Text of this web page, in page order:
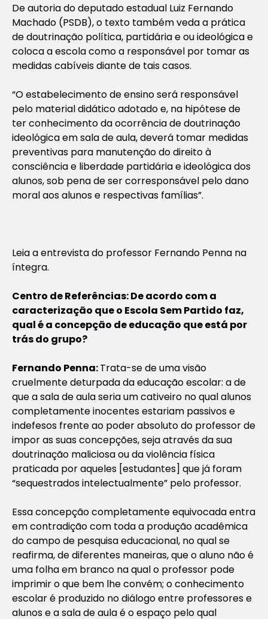
De autoria do deputado estadual Luiz Fernando
Machado (PSDB), o texto também veda a prática
de doutrinação política, partidária e ou ideológica e
coloca a escola como a responsável por tomar as
medidas cabíveis diante de tais casos.
“O estabelecimento de ensino será responsável
pelo material didático adotado e, na hipótese de
ter conhecimento da ocorrência de doutrinação
ideológica em sala de aula, deverá tomar medidas
preventivas para manutenção do direito à
consciência e liberdade partidária e ideológica dos
alunos, sob pena de ser corresponsável pelo dano
moral aos alunos e respectivas famílias”.
Leia a entrevista do professor Fernando Penna na
íntegra.
Centro de Referências: De acordo com a
caracterização que o Escola Sem Partido faz,
qual é a concepção de educação que está por
trás do grupo?
Fernando Penna:Trata-se de uma visão
cruelmente deturpada da educação escolar: a de
que a sala de aula seria um cativeiro no qual alunos
completamente inocentes estariam passivos e
indefesos frente ao poder absoluto do professor de
impor as suas concepções, seja através da sua
doutrinação maliciosa ou da violência física
praticada por aqueles [estudantes] que já foram
“sequestrados intelectualmente” pelo professor.
Essa concepção completamente equivocada entra
em contradição com toda a produção acadêmica
do campo de pesquisa educacional, no qual se
reafirma, de diferentes maneiras, que o aluno não é
uma folha em branco na qual o professor pode
imprimir o que bem lhe convém; o conhecimento
escolar é produzido no diálogo entre professores e
alunos e a sala de aula é o espaço pelo qual